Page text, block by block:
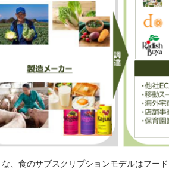
な、食のサブスクリプションモデルはフー